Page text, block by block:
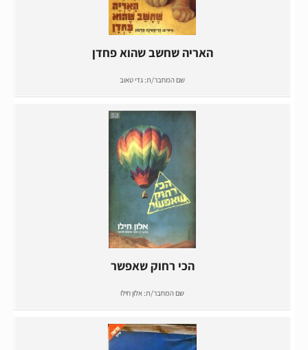
האריה שחשב שהוא פחדן
שם המחבר/ת:גדי טאוב
הכי רחוק שאפשר
שם המחבר/ת:אלון חילו